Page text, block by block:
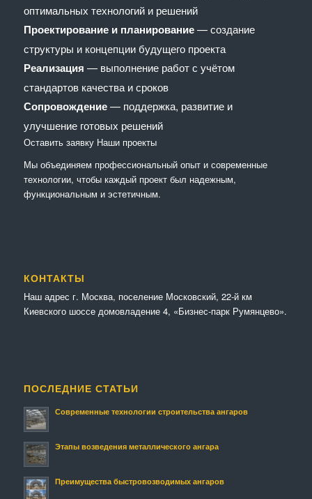
оптимальных технологий и решений
Проектирование и планирование— создание
структуры и концепции будущего проекта
Реализация — выполнение работ с учётом
стандартов качества и сроков
Сопровождение— поддержка, развитие и
улучшение готовых решений
Оставить заявку Наши проекты
Мы объединяем профессиональный опыт и современные
технологии, чтобы каждый проект был надежным,
функциональным и эстетичным.
КОНТАКТЫ
Наш адрес г. Москва, поселение Московский, 22-й км
Киевского шоссе домовладение 4, «Бизнес-парк Румянцево».
ПОСЛЕДНИЕ СТАТЬИ
Современные технологии строительства ангаров
Этапы возведения металлического ангара
Преимущества быстровозводимых ангаров